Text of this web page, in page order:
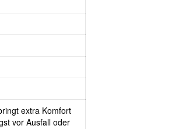
extra Komfort
vor Ausfall oder